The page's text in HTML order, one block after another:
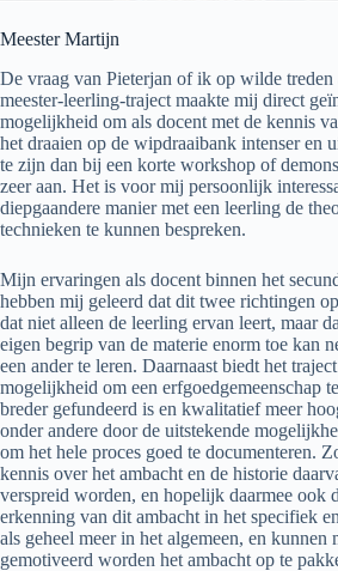
Meester Martijn
De vraag van Pieterjan of ik op wilde treden
meester-leerling-traject maakte mij direct
mogelijkheid om als docent met de kennis
het draaien op de wipdraaibank intenser en
te zijn dan bij een korte workshop of
zeer aan. Het is voor mij persoonlijk
diepgaandere manier met een leerling de
technieken te kunnen bespreken.
Mijn ervaringen als docent binnen het
hebben mij geleerd dat dit twee richtingen
dat niet alleen de leerling ervan leert, maar
eigen begrip van de materie enorm toe kan
een ander te leren. Daarnaast biedt het
mogelijkheid om een erfgoedgemeenschap
breder gefundeerd is en kwalitatief meer
onder andere door de uitstekende
om het hele proces goed te documenteren.
kennis over het ambacht en de historie
verspreid worden, en hopelijk daarmee ook
erkenning van dit ambacht in het specifiek
als geheel meer in het algemeen, en kunnen
gemotiveerd worden het ambacht op te